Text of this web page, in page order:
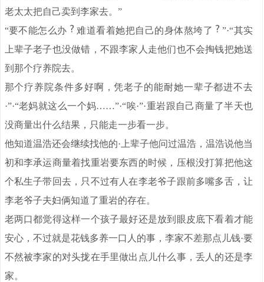
老太太把自己卖到李家去。”
“要不能怎么办
难道看着她把自己的身体熬垮了
”·“其实
上辈子老子也没做错，不跟李家人走他们也不会掏钱把她送
到那个疗养院去。
那个疗养院条件多好啊，凭老子的能耐她一辈子都进不去
·”·“老妈就这么一个妈……”·“唉·”·重岩跟自己商量了半天也
没商量出什么结果，只能走一步看一步。
他知道温浩还会继续找他的·上辈子他问过温浩，温浩说他当
初和李承运商量着找重岩要东西的时候，压根没打算把他这
个私生子带回去，只不过有人在李老爷子跟前多嘴多舌，让
李老爷子夫妇俩知道了重岩的存在。
老两口都觉得这样一个孩子最好还是放到眼皮底下看着才能
安心，不过就是花钱多养一口人的事，李家不差那点儿钱·要
不然被李家的对头拢在手里做出点儿什么事，丢人的还是李
家。